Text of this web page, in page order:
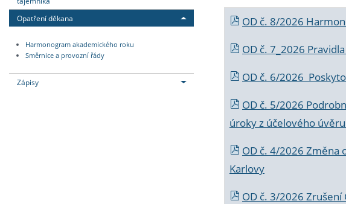
Opatření děkana
Harmonogram akademického roku
Směrnice a provozní řády
Zápisy
OD č. 8/2026
OD č. 7_2026
OD č. 6/2026
OD č. 5/2026
úroky z účelového
OD č. 4/2026 Změna
Karlovy
OD č. 3/2026